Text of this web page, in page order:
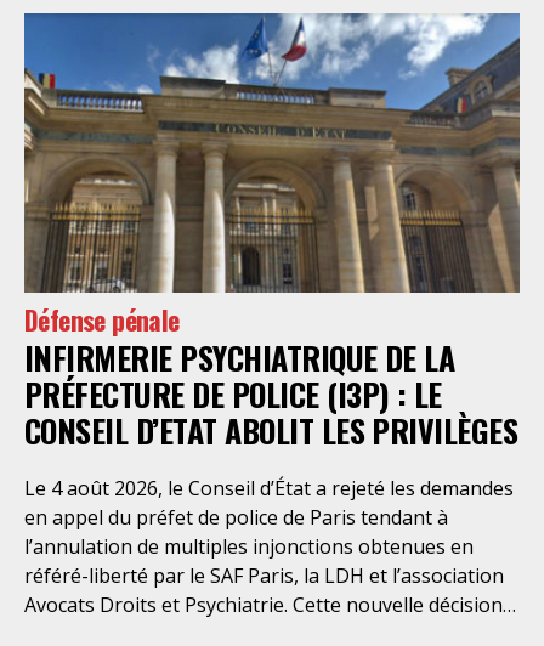
Défense pénale
INFIRMERIE PSYCHIATRIQUE DE LA
PRÉFECTURE DE POLICE (I3P) : LE
CONSEIL D’ETAT ABOLIT LES PRIVILÈGES
Le 4 août 2026, le Conseil d’État a rejeté les demandes
en appel du préfet de police de Paris tendant à
l’annulation de multiples injonctions obtenues en
référé-liberté par le SAF Paris, la LDH et l’association
Avocats Droits et Psychiatrie. Cette nouvelle décision